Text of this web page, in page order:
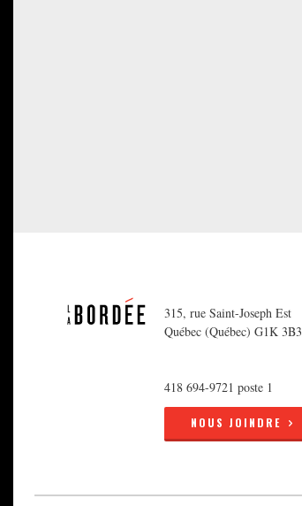
315, rue Saint-Joseph Est
Québec (Québec) G1K 3B3
418 694-9721 poste 1
NOUS JOINDRE